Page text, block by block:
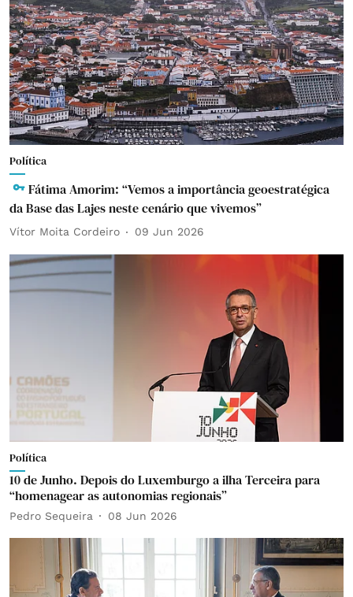
Política
Fátima Amorim: “Vemos a importância geoestratégica
da Base das Lajes neste cenário que vivemos”
Vítor Moita Cordeiro 09 Jun 2026
Política
10 de Junho. Depois do Luxemburgo a ilha Terceira para
“homenagear as autonomias regionais”
Pedro Sequeira 08 Jun 2026